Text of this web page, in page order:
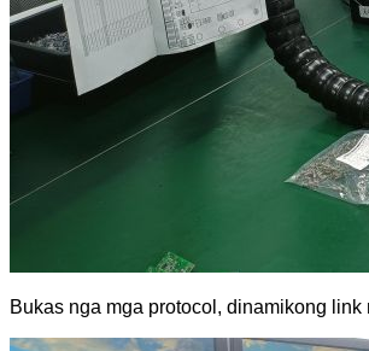
Bukas nga mga protocol, dinamikong